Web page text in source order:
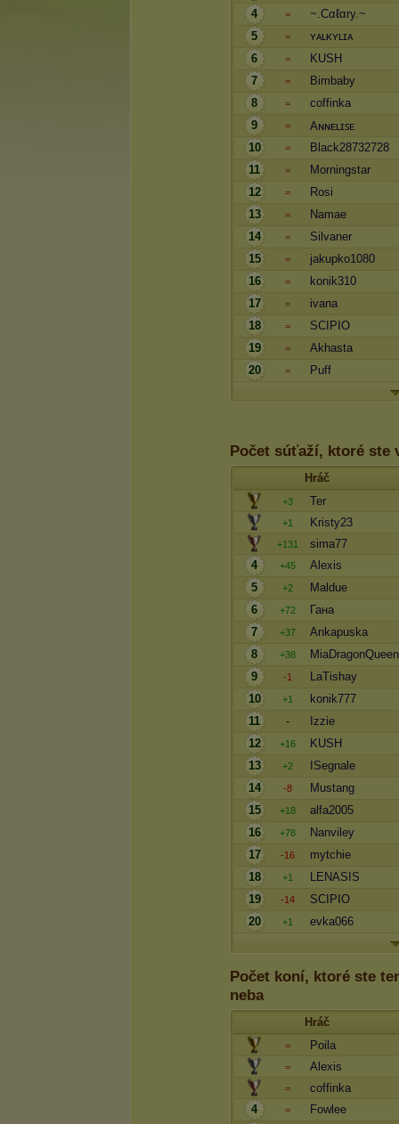
4
=
~.Cαℓαry.~
5
=
ʏᴀʟᴋʏʟɪᴀ
6
=
KUSH
7
=
Bimbaby
8
=
coffinka
9
=
Aɴɴᴇʟɪꜱᴇ
10
=
Black28732728
11
=
Morningstar
12
=
Rosi
13
=
Namae
14
=
Silvaner
15
=
jakupko1080
16
=
konik310
17
=
ivana
18
=
SCIPIO
19
=
Akhasta
20
= Puff
Počet súťaží, ktoré ste
Hráč
+3 Ter
+1 Kristy23
+131
sima77
4
+45
Alexis
5
+2
Maldue
6
+72
Гана
7
+37
Ankapuska
8
+38
MiaDragonQueen
9
-1
LaTishay
10
+1
konik777
11
-
Izzie
12
+16
KUSH
13
+2
ISegnale
14
-8
Mustang
15
+18
alfa2005
16
+78
Nanviley
17
-16
mytchie
18
+1
LENASIS
19
-14
SCIPIO
20
+1 evka066
Počet koní, ktoré ste
neba
Hráč
= Poila
= Alexis
=
coffinka
4
=
Fowlee